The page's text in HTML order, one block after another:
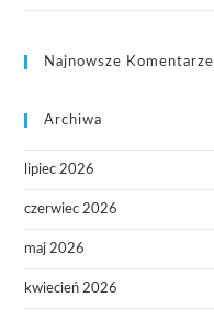
Najnowsze Komentarze
Archiwa
lipiec 2026
czerwiec 2026
maj 2026
kwiecień 2026